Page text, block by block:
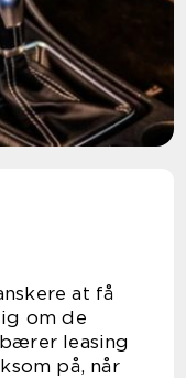
at få
om de
leasing
på, når